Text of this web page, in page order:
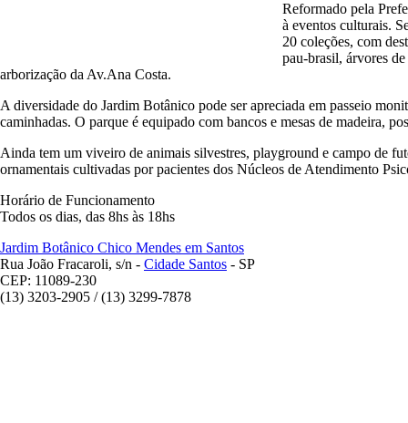
Reformado pela
à eventos culturais.
20 coleções, com
pau-brasil, árvores
arborização da Av.Ana Costa.
A diversidade do Jardim Botânico pode ser apreciada em passeio
caminhadas. O parque é equipado com bancos e mesas de madeira,
Ainda tem um viveiro de animais silvestres, playground e campo de
ornamentais cultivadas por pacientes dos Núcleos de Atendimento
Horário de Funcionamento
Todos os dias, das 8hs às 18hs
Jardim Botânico Chico Mendes em Santos
Rua João Fracaroli, s/n - Cidade Santos - SP
CEP: 11089-230
(13) 3203-2905 / (13) 3299-7878